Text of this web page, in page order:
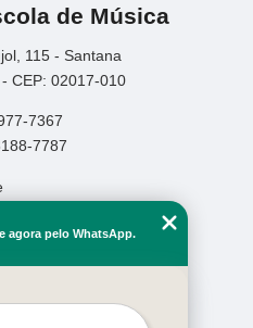
de Música
115 - Santana
CEP: 02017-010
7367
7787
agora pelo WhatsApp.